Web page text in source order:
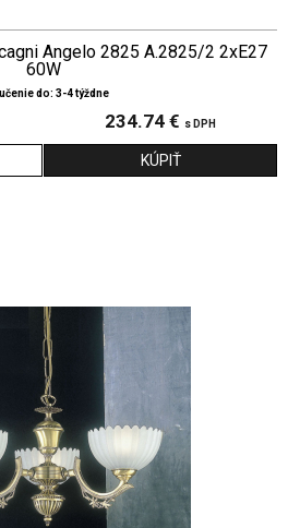
Angelo 2825 A.2825/2 2xE27
60W
do: 3-4 týždne
234.74 € s DPH